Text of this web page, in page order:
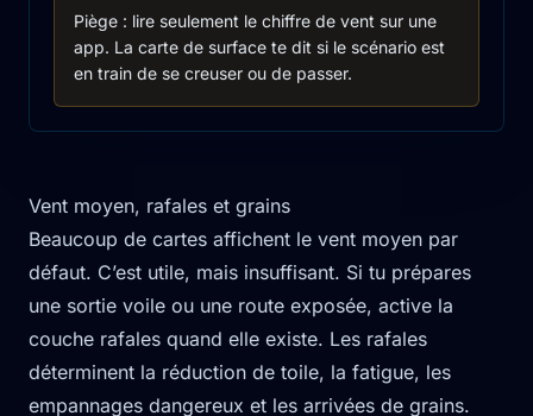
Piège : lire seulement le chiffre de vent sur une
app. La carte de surface te dit si le scénario est
en train de se creuser ou de passer.
Vent moyen, rafales et grains
Beaucoup de cartes affichent le vent moyen par
défaut. C’est utile, mais insuffisant. Si tu prépares
une sortie voile ou une route exposée, active la
couche rafales quand elle existe. Les rafales
déterminent la réduction de toile, la fatigue, les
empannages dangereux et les arrivées de grains.